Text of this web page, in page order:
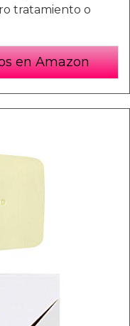
tratamiento o
en Amazon